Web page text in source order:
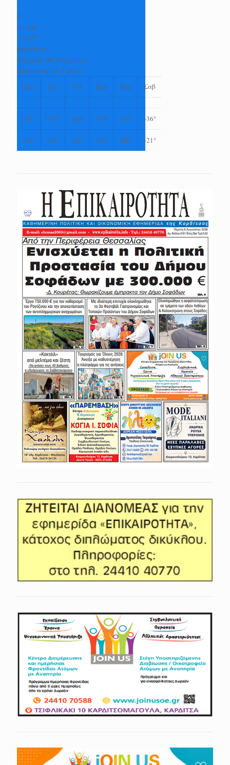
°
C
H: +38°
L: +27°
Καρδίτσα
Κυριακή, 09 Αύγουστος
Πρόγνωση για 7 μέρες
Δευ
Τρι Τετ Πεμ Παρ Σαβ
+35° +39° +40° +39° +37° +36°
+24° +24° +24° +24° +23° +21°